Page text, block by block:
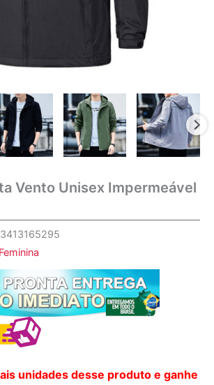
Vento Unisex Impermeável
unidades desse produto e ganhe